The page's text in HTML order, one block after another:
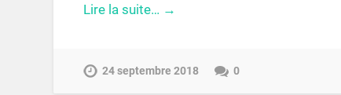
Lire la suite… →
24 septembre 2018 0